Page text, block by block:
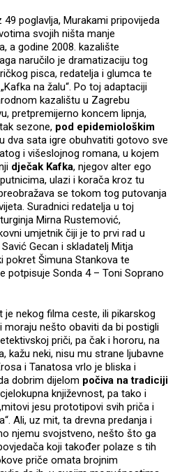
poglavlja, Murakami pripovijeda
svojih ništa manje
a godine 2008. kazalište
naručilo je dramatizaciju tog
pisca, redatelja i glumca te
na žalu“. Po toj adaptaciji
kazalištu u Zagrebu
pretpremijerno koncem lipnja,
sezone, pod epidemiološkim
dva sata igre obuhvatiti gotovo sve
i višeslojnog romana, u kojem
dječak Kafka, njegov alter ego
ulazi i korača kroz tu
se tokom tog putovanja
Suradnici redatelja u toj
Mirna Rustemović,
umjetnik čiji je to prvi rad u
Gecan i skladatelj Mitja
pokret Šimuna Stankova te
potpisuje Sonda 4 – Toni Soprano
je nekog filma ceste, ili pikarskog
moraju nešto obaviti da bi postigli
priči, pa čak i hororu, na
kažu neki, nisu mu strane ljubavne
i Tanatosa vrlo je bliska i
dobrim dijelom počiva na tradiciji
književnost, pa tako i
jesu prototipovi svih priča i
Ali, uz mit, ta drevna predanja i
njemu svojstveno, nešto što ga
koji također polaze s tih
priče omata brojnim